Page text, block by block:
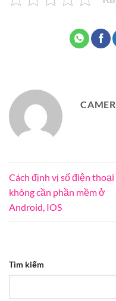
Cách định vị số điện thoại
không cần phần mềm ở
Android, IOS
Tìm kiếm